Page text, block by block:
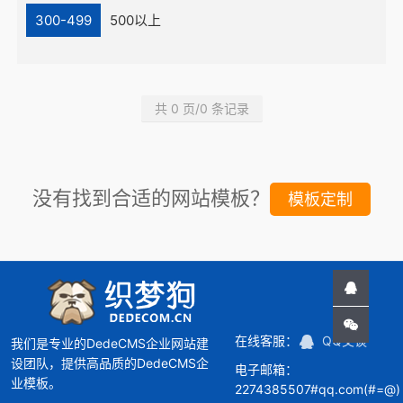
300-499 500以上
共 0 页/0 条记录
没有找到合适的网站模板？ 模板定制
我们是专业的DedeCMS企业网站建
设团队，提供高品质的DedeCMS企
业模板。
在线客服：
QQ交谈
电子邮箱：
2274385507#qq.com(#=@)